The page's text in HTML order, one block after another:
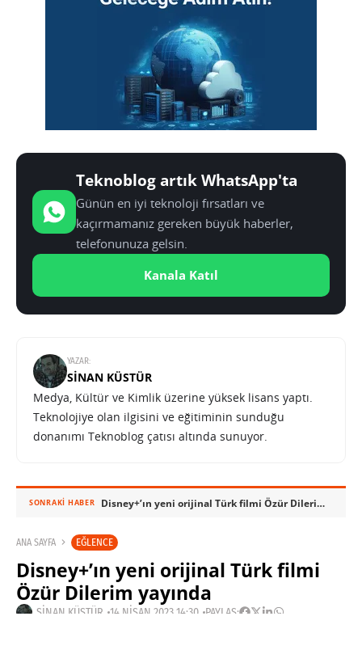
Teknoblog artık WhatsApp'ta
Günün en iyi teknoloji fırsatları ve
kaçırmamanız gereken büyük haberler,
telefonunuza gelsin.
Kanala Katıl
YAZAR:
SINAN KÜSTÜR
Medya, Kültür ve Kimlik üzerine yüksek lisans yaptı.
Teknolojiye olan ilgisini ve eğitiminin sunduğu
donanımı Teknoblog çatısı altında sunuyor.
SONRAKI HABER Disney+’ın yeni orijinal Türk filmi Özür Dilerim yayında
ANA SAYFA EĞLENCE
Disney+’ın yeni orijinal Türk filmi
Özür Dilerim yayında
SINAN KÜSTÜR 14 NISAN 2023 14:30 PAYLAŞ: